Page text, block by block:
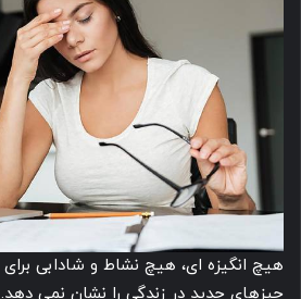
هیچ انگیزه ای، هیچ نشاط و شادابی